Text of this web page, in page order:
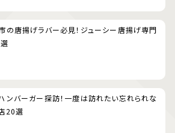
の唐揚げラバー必見！ジューシー唐揚げ専門
ンバーガー探訪！一度は訪れたい忘れられな
20選